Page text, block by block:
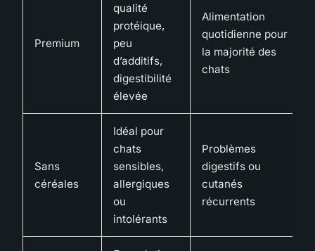
Premium
qualité
protéique,
peu
d’additifs,
digestibilité
élevée
Alimentation
quotidienne pour
la majorité des
chats
Sans
céréales
Idéal pour
chats
sensibles,
allergiques
ou
intolérants
Problèmes
digestifs ou
cutanés
récurrents